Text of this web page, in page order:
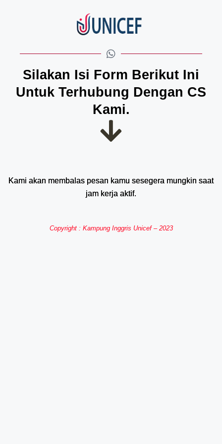
Silakan Isi Form Berikut Ini
Untuk Terhubung Dengan CS
Kami.​
Kami akan membalas pesan kamu sesegera mungkin saat
jam kerja aktif.
Copyright : Kampung Inggris Unicef – 2023